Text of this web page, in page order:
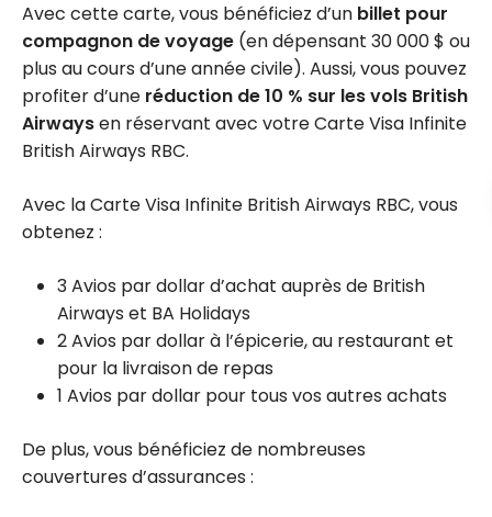
Avec cette carte, vous bénéficiez d’un billet pour
compagnon de voyage (en dépensant 30 000 $ ou
plus au cours d’une année civile). Aussi, vous pouvez
profiter d’une réduction de 10 % sur les vols British
Airwaysen réservant avec votre Carte Visa Infinite
British Airways RBC.
Avec la Carte Visa Infinite British Airways RBC, vous
obtenez :
3 Avios par dollar d’achat auprès de British
Airways et BA Holidays
2 Avios par dollar à l’épicerie, au restaurant et
pour la livraison de repas
1 Avios par dollar pour tous vos autres achats
De plus, vous bénéficiez de nombreuses
couvertures d’assurances :